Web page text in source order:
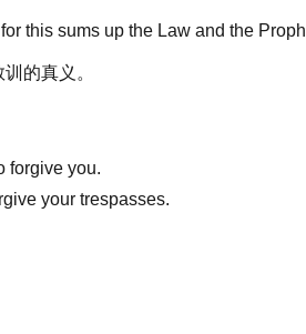
this sums up the Law and the
的真义。
forgive you.
your trespasses.